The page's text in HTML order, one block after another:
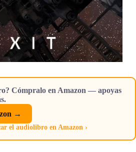
Cómpralo en Amazon — apoyas
→
el audiolibro en Amazon ›